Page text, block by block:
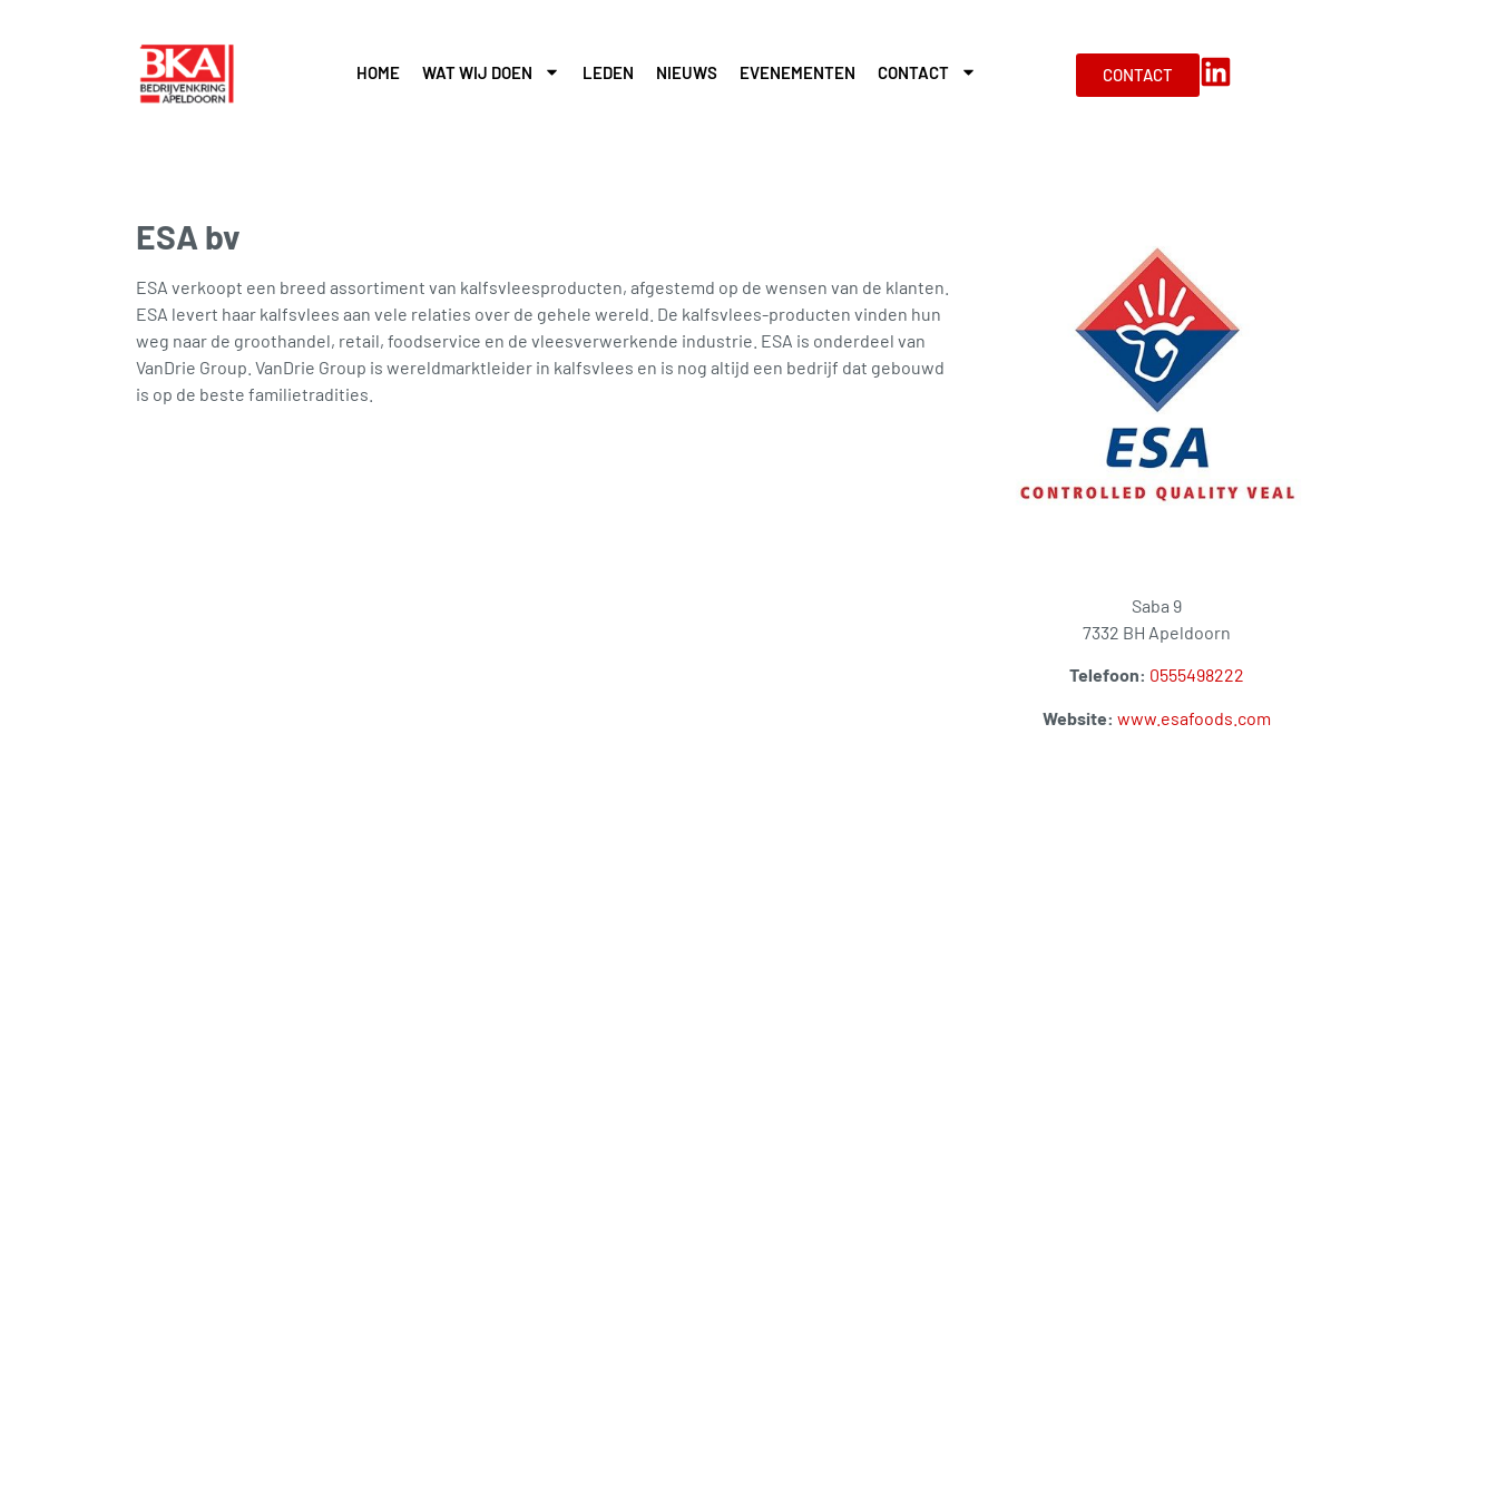
HOME WAT WIJ DOEN LEDEN NIEUWS EVENEMENTEN CONTACT CONTACT
ESA bv
ESA verkoopt een breed assortiment van kalfsvleesproducten, afgestemd op de wensen van de klanten.
ESA levert haar kalfsvlees aan vele relaties over de gehele wereld. De kalfsvlees-producten vinden hun
weg naar de groothandel, retail, foodservice en de vleesverwerkende industrie. ESA is onderdeel van
VanDrie Group. VanDrie Group is wereldmarktleider in kalfsvlees en is nog altijd een bedrijf dat gebouwd
is op de beste familietradities.
Saba 9
7332 BH Apeldoorn
Telefoon: 0555498222
Website: www.esafoods.com